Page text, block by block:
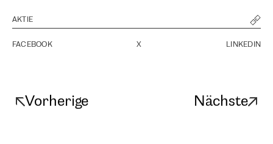
AKTIE
FACEBOOK X LINKEDIN
Vorherige Nächste